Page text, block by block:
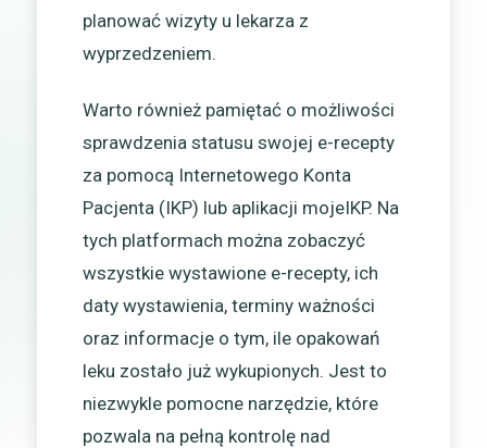
planować wizyty u lekarza z
wyprzedzeniem.
Warto również pamiętać o możliwości
sprawdzenia statusu swojej e-recepty
za pomocą Internetowego Konta
Pacjenta (IKP) lub aplikacji mojeIKP. Na
tych platformach można zobaczyć
wszystkie wystawione e-recepty, ich
daty wystawienia, terminy ważności
oraz informacje o tym, ile opakowań
leku zostało już wykupionych. Jest to
niezwykle pomocne narzędzie, które
pozwala na pełną kontrolę nad